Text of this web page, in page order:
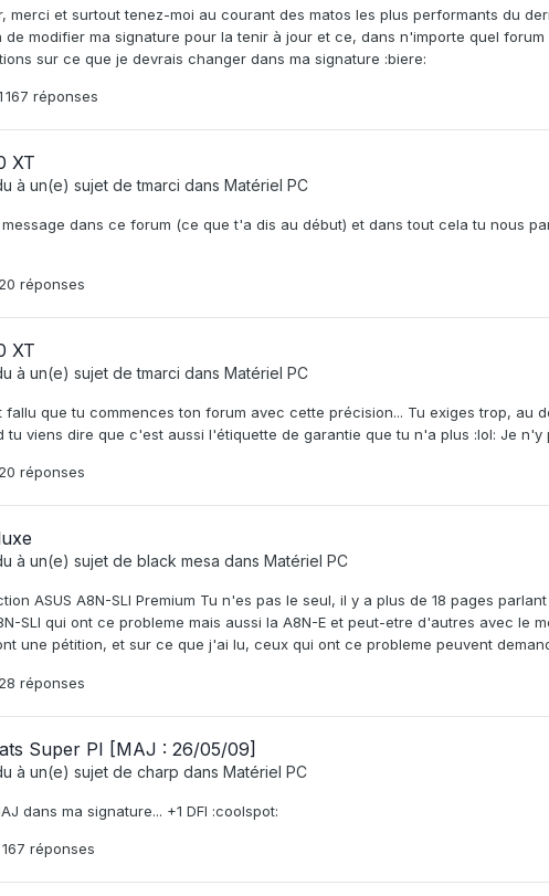
merci et surtout tenez-moi au courant des matos les plus performants du
de modifier ma signature pour la tenir à jour et ce, dans n'importe quel
sur ce que je devrais changer dans ma signature :biere:
167 réponses
XT
à un(e) sujet detmarci dans Matériel PC
dans ce forum (ce que t'a dis au début) et dans tout cela tu nous
réponses
XT
à un(e) sujet detmarci dans Matériel PC
fallu que tu commences ton forum avec cette précision... Tu exiges trop, au
tu viens dire que c'est aussi l'étiquette de garantie que tu n'a plus :lol: Je n'y
réponses
à un(e) sujet de black mesa dans Matériel PC
ASUS A8N-SLI Premium Tu n'es pas le seul, il y a plus de 18 pages
SLI qui ont ce probleme mais aussi la A8N-E et peut-etre d'autres avec le
une pétition, et sur ce que j'ai lu, ceux qui ont ce probleme peuvent
réponses
Super PI [MAJ : 26/05/09]
à un(e) sujet de charp dans Matériel PC
dans ma signature... +1 DFI :coolspot:
réponses